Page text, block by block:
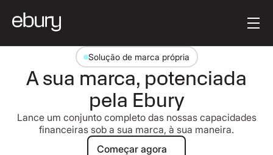
Solução de marca própria
A sua marca, potenciada
pela Ebury
Lance um conjunto completo das nossas capacidades
financeiras sob a sua marca, à sua maneira.
Começar agora
Começar agora